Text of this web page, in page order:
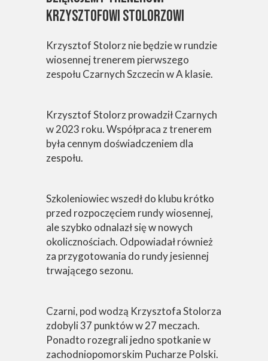
Krzysztof Stolorz nie będzie w rundzie
wiosennej trenerem pierwszego
zespołu Czarnych Szczecin w A klasie.
Krzysztof Stolorz prowadził Czarnych
w 2023 roku. Współpraca z trenerem
była cennym doświadczeniem dla
zespołu.
Szkoleniowiec wszedł do klubu krótko
przed rozpoczęciem rundy wiosennej,
ale szybko odnalazł się w nowych
okolicznościach. Odpowiadał również
za przygotowania do rundy jesiennej
trwającego sezonu.
Czarni, pod wodzą Krzysztofa Stolorza
zdobyli 37 punktów w 27 meczach.
Ponadto rozegrali jedno spotkanie w
zachodniopomorskim Pucharze Polski.
KRZYSZTOFOWI STOLORZOWI